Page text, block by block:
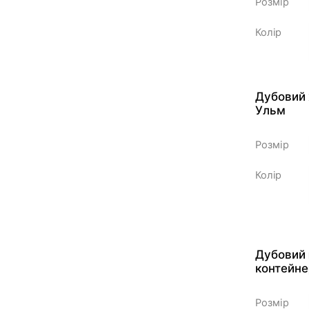
Колір
Дубовий
Ульм
Розмір
Колір
Дубовий
Розмір